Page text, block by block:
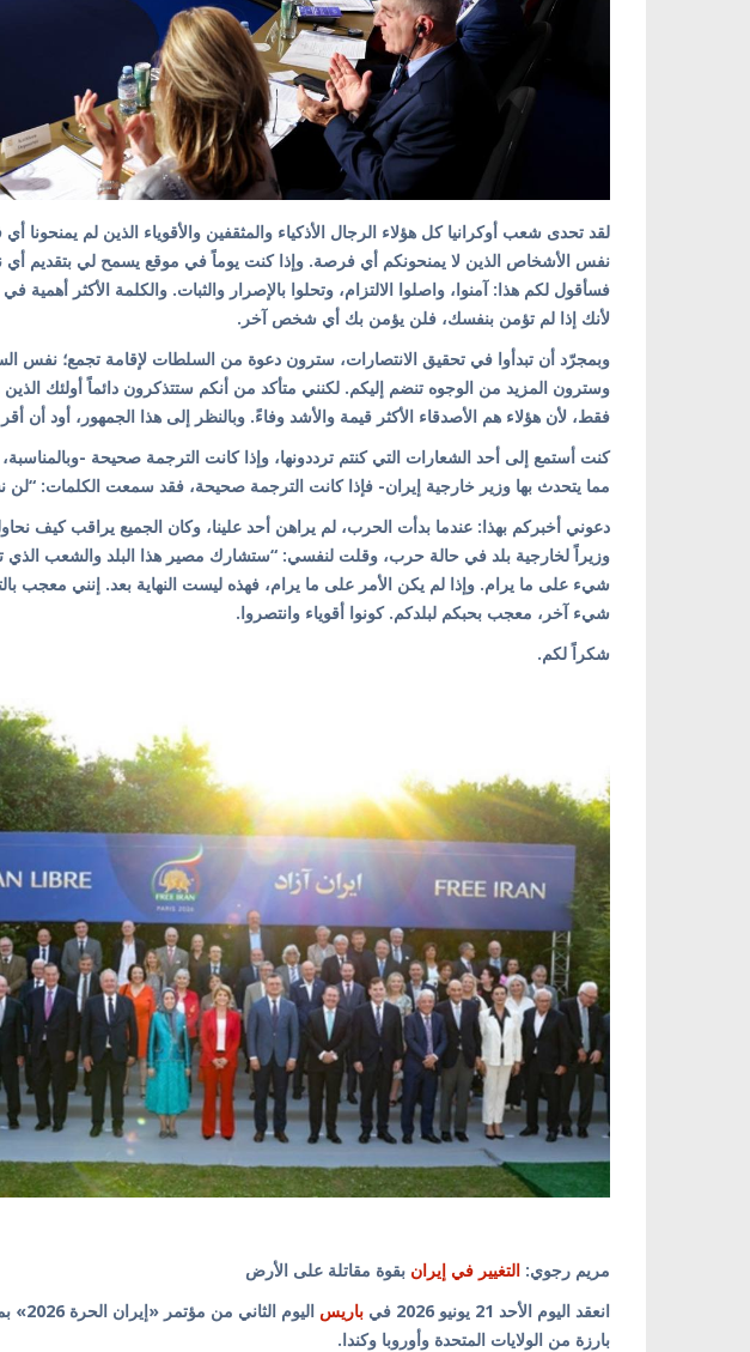
لقد تحدى شعب أوكرانيا كل هؤلاء الرجال الأذكياء والمثقفين والأقوياء الذين لم يمنحونا
نفس الأشخاص الذين لا يمنحونكم أي فرصة. وإذا كنت يوماً في موقع يسمح لي بتقديم
فسأقول لكم هذا: آمنوا، واصلوا الالتزام، وتحلوا بالإصرار والثبات. والكلمة الأكثر أهمية
لأنك إذا لم تؤمن بنفسك، فلن يؤمن بك أي شخص آخر.
وبمجرّد أن تبدأوا في تحقيق الانتصارات، سترون دعوة من السلطات لإقامة تجمع؛ نفس
وسترون المزيد من الوجوه تنضم إليكم. لكنني متأكد من أنكم ستتذكرون دائماً أولئك
فقط، لأن هؤلاء هم الأصدقاء الأكثر قيمة والأشد وفاءً. وبالنظر إلى هذا الجمهور، أود أن
كنت أستمع إلى أحد الشعارات التي كنتم ترددونها، وإذا كانت الترجمة صحيحة -
مما يتحدث بها وزير خارجية إيران- فإذا كانت الترجمة صحيحة، فقد سمعت الكلمات: “لن
دعوني أخبركم بهذا: عندما بدأت الحرب، لم يراهن أحد علينا، وكان الجميع يراقب كيف
وزيراً لخارجية بلد في حالة حرب، وقلت لنفسي: “ستشارك مصير هذا البلد والشعب الذي
شيء على ما يرام. وإذا لم يكن الأمر على ما يرام، فهذه ليست النهاية بعد. إنني معجب
شيء آخر، معجب بحبكم لبلدكم. كونوا أقوياء وانتصروا.
شكراً لكم.
مريم رجوي: التغيير في إيران بقوة مقاتلة على الأرض
انعقد اليوم الأحد 21 يونيو 2026 في
باريس
اليوم
بارزة من الولايات المتحدة وأوروبا وكندا.